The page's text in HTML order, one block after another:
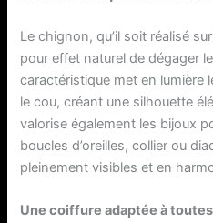
Le chignon, qu’il soit réalisé
pour effet naturel de dégager
caractéristique met en lumière
le cou, créant une silhouette
valorise également les bijoux
boucles d’oreilles, collier ou
pleinement visibles et en
Une coiffure adaptée à